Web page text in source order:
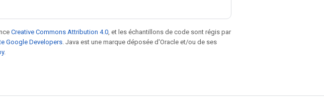
Creative Commons Attribution 4.0 , et les échantillons de code sont régis par
Google Developers . Java est une marque déposée d'Oracle et/ou de ses
.